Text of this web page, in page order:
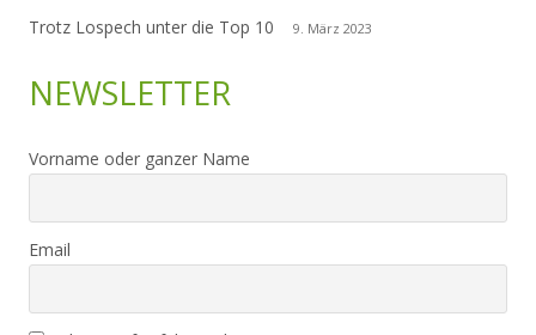
Trotz Lospech unter die Top 10 9. März 2023
NEWSLETTER
Vorname oder ganzer Name
Email